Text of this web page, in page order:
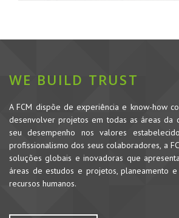
WE BUILD TRUST
A FCM dispõe de experiência e know-how
desenvolver projetos em todas as áreas da
seu desempenho nos valores
profissionalismo dos seus colaboradores, a
soluções globais e inovadoras que
áreas de estudos e projetos, planeamento
recursos humanos.